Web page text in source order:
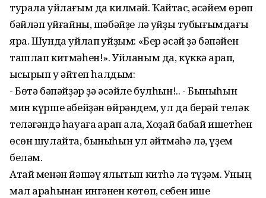
турала уйлағым да килмәй. Ҡайтҡас, әсәйем өрөп
бәйләп ҡуйғайны, шәбәйҙе лә ҡуйҙы тубығымдағы
яра. Шунда уйлап ҡуйҙым: «Бер әсәй ҙә бәпәйен
ташлап китмәһен!». Уйланым да, күккә ҡарап,
ҡысҡырып уҡ әйтеп һалдым:
- Бөтә бәпәйҙәр ҙә әсәйле булһын!.. - Быныһын
мин күрше әбейҙән өйрәндем, ул да берәй теләк
теләгәндә һауаға ҡарап ала, Хоҙай бабай ишетһен
өсөн шулайта, быныһын ул әйтмәһә лә, үҙем
беләм.
Атай менән йәшәү ялҡытып китһә лә түҙәм. Уның
мал араһынан ингәнен көтөп, себен ише